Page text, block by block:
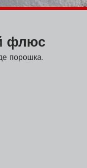
флюс
порошка.